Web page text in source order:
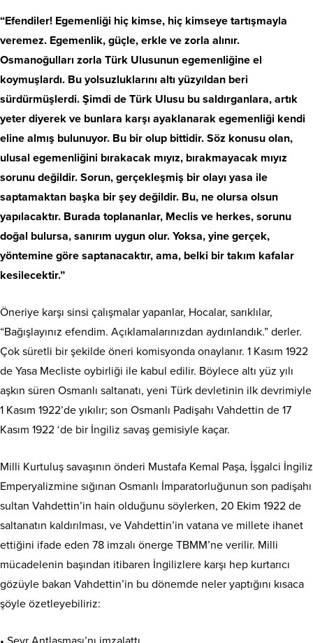
“Efendiler! Egemenliği hiç kimse, hiç kimseye tartışmayla
veremez. Egemenlik, güçle, erkle ve zorla alınır.
Osmanoğulları zorla Türk Ulusunun egemenliğine el
koymuşlardı. Bu yolsuzluklarını altı yüzyıldan beri
sürdürmüşlerdi. Şimdi de Türk Ulusu bu saldırganlara, artık
yeter diyerek ve bunlara karşı ayaklanarak egemenliği kendi
eline almış bulunuyor. Bu bir olup bittidir. Söz konusu olan,
ulusal egemenliğini bırakacak mıyız, bırakmayacak mıyız
sorunu değildir. Sorun, gerçekleşmiş bir olayı yasa ile
saptamaktan başka bir şey değildir. Bu, ne olursa olsun
yapılacaktır. Burada toplananlar, Meclis ve herkes, sorunu
doğal bulursa, sanırım uygun olur. Yoksa, yine gerçek,
yöntemine göre saptanacaktır, ama, belki bir takım kafalar
kesilecektir.”
Öneriye karşı sinsi çalışmalar yapanlar, Hocalar, sarıklılar,
“Bağışlayınız efendim. Açıklamalarınızdan aydınlandık.” derler.
Çok süretli bir şekilde öneri komisyonda onaylanır. 1 Kasım 1922
de Yasa Mecliste oybirliği ile kabul edilir. Böylece altı yüz yılı
aşkın süren Osmanlı saltanatı, yeni Türk devletinin ilk devrimiyle
1 Kasım 1922’de yıkılır; son Osmanlı Padişahı Vahdettin de 17
Kasım 1922 ‘de bir İngiliz savaş gemisiyle kaçar.
Milli Kurtuluş savaşının önderi Mustafa Kemal Paşa, İşgalci İngiliz
Emperyalizmine sığınan Osmanlı İmparatorluğunun son padişahı
sultan Vahdettin’in hain olduğunu söylerken, 20 Ekim 1922 de
saltanatın kaldırılması, ve Vahdettin’in vatana ve millete ihanet
ettiğini ifade eden 78 imzalı önerge TBMM’ne verilir. Milli
mücadelenin başından itibaren İngilizlere karşı hep kurtarıcı
gözüyle bakan Vahdettin’in bu dönemde neler yaptığını kısaca
şöyle özetleyebiliriz: